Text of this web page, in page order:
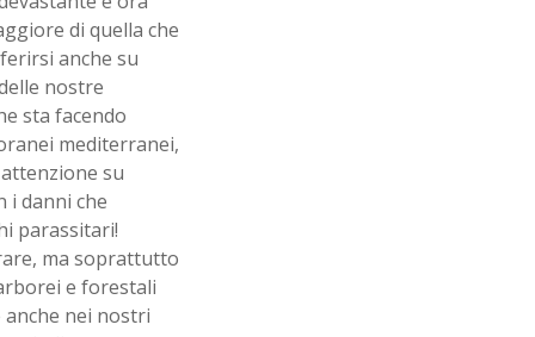
di quella che
anche su
nostre
sta facendo
mediterranei,
su
i danni che
parassitari!
ma soprattutto
e forestali
nei nostri